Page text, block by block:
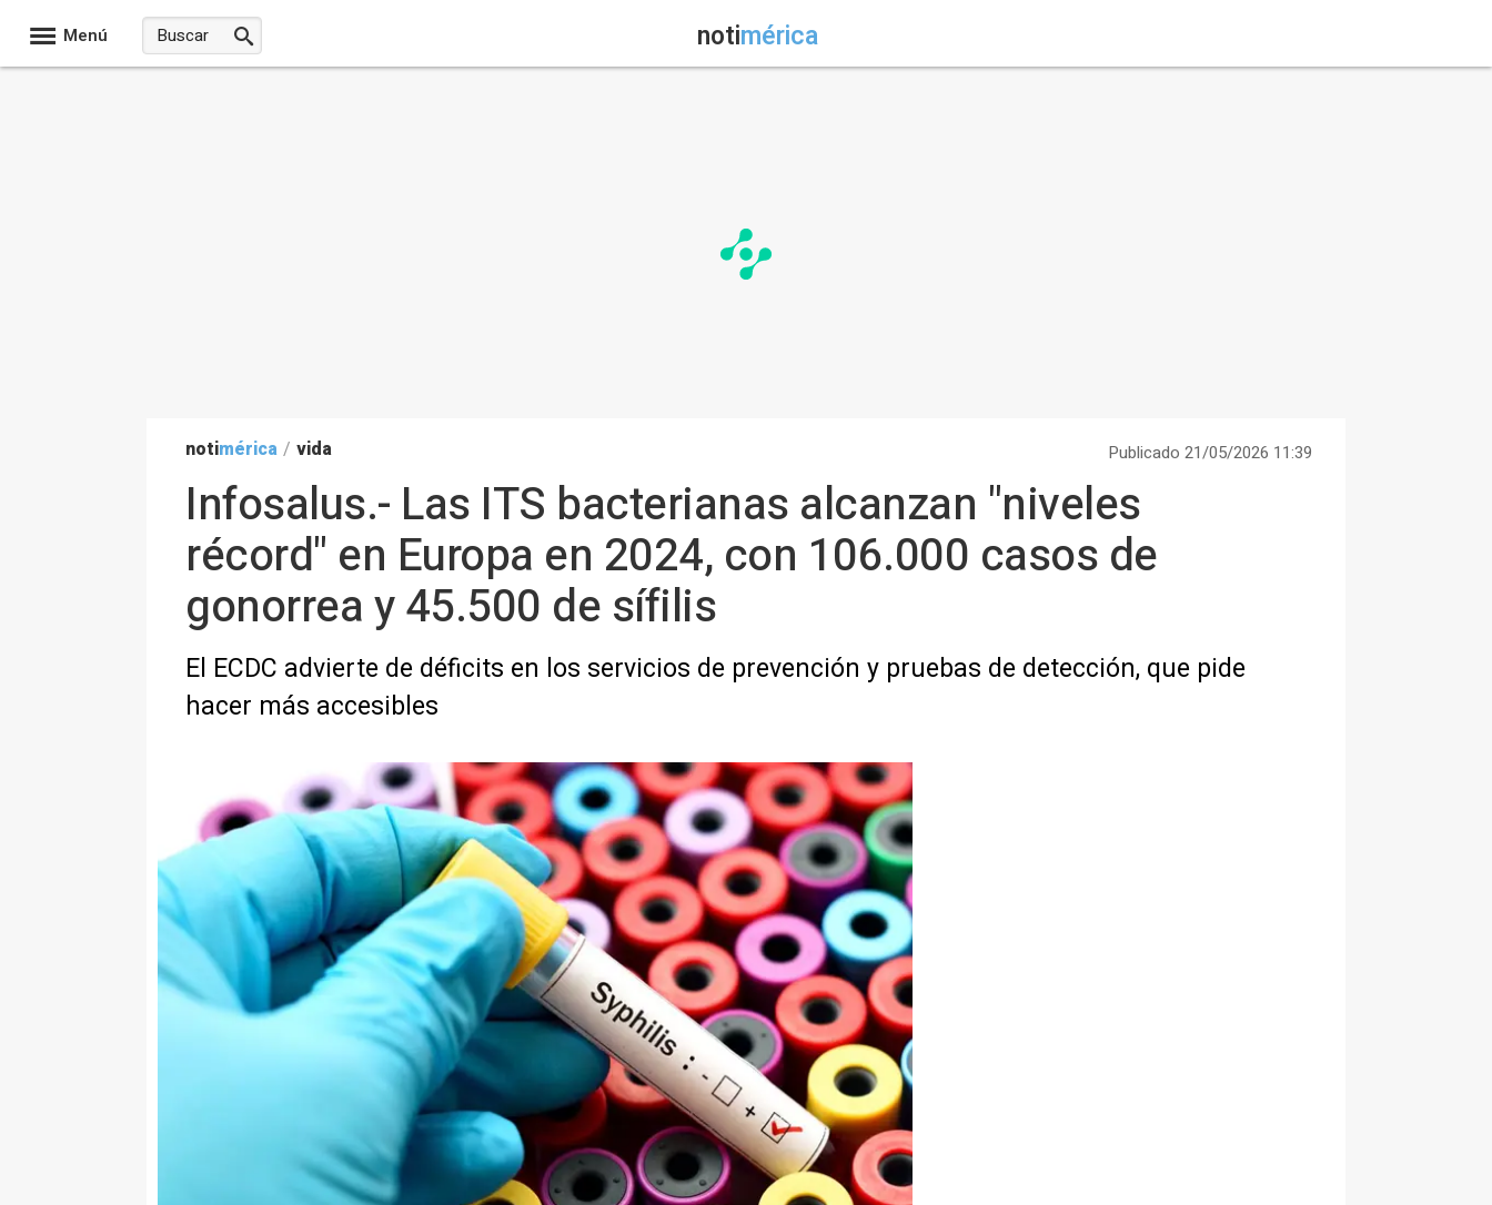
Menú notimérica
notimérica / vida Publicado 21/05/2026 11:39
Infosalus.- Las ITS bacterianas alcanzan "niveles
récord" en Europa en 2024, con 106.000 casos de
gonorrea y 45.500 de sífilis
El ECDC advierte de déficits en los servicios de prevención y pruebas de detección, que pide
hacer más accesibles